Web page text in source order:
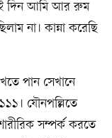
দিন আমি আর রুম
না। কান্না করেছি
পান সেখানে
যৌনপল্লিতে
সম্পর্ক করতে